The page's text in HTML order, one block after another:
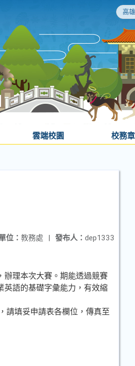
高
雲端校園 校務
發布人： dep1333
位： 教務處 |
理本次大賽。期能透過競賽
英語的基礎字彙能力，有效縮
填妥申請表各欄位，傳真至